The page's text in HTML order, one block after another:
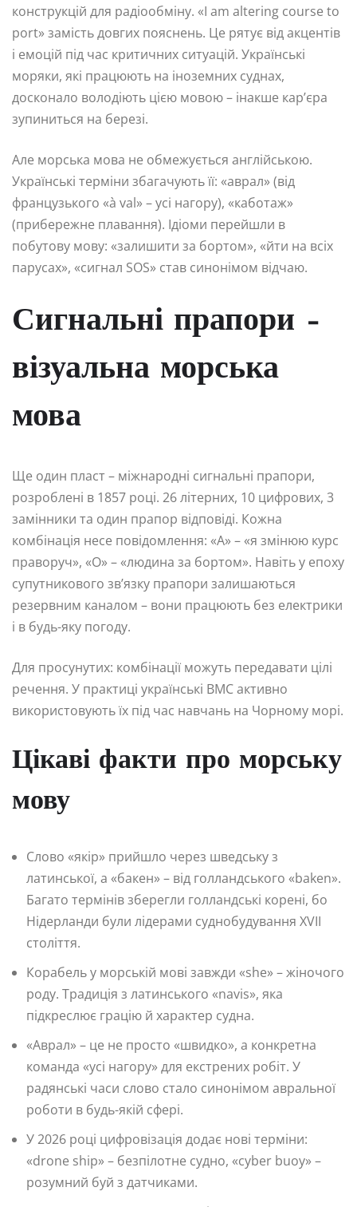
конструкцій для радіообміну. «I am altering course to
port» замість довгих пояснень. Це рятує від акцентів
і емоцій під час критичних ситуацій. Українські
моряки, які працюють на іноземних суднах,
досконало володіють цією мовою – інакше кар’єра
зупиниться на березі.
Але морська мова не обмежується англійською.
Українські терміни збагачують її: «аврал» (від
французького «à val» – усі нагору), «каботаж»
(прибережне плавання). Ідіоми перейшли в
побутову мову: «залишити за бортом», «йти на всіх
парусах», «сигнал SOS» став синонімом відчаю.
Сигнальні прапори –
візуальна морська
мова
Ще один пласт – міжнародні сигнальні прапори,
розроблені в 1857 році. 26 літерних, 10 цифрових, 3
замінники та один прапор відповіді. Кожна
комбінація несе повідомлення: «A» – «я змінюю курс
праворуч», «O» – «людина за бортом». Навіть у епоху
супутникового зв’язку прапори залишаються
резервним каналом – вони працюють без електрики
і в будь-яку погоду.
Для просунутих: комбінації можуть передавати цілі
речення. У практиці українські ВМС активно
використовують їх під час навчань на Чорному морі.
Цікаві факти про морську
мову
Слово «якір» прийшло через шведську з
латинської, а «бакен» – від голландського «baken».
Багато термінів зберегли голландські корені, бо
Нідерланди були лідерами суднобудування XVII
століття.
Корабель у морській мові завжди «she» – жіночого
роду. Традиція з латинського «navis», яка
підкреслює грацію й характер судна.
«Aврал» – це не просто «швидко», а конкретна
команда «усі нагору» для екстрених робіт. У
радянські часи слово стало синонімом авральної
роботи в будь-якій сфері.
У 2026 році цифровізація додає нові терміни:
«drone ship» – безпілотне судно, «cyber buoy» –
розумний буй з датчиками.